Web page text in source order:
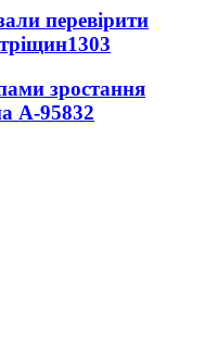
перевірити
1303
зростання
А-95832